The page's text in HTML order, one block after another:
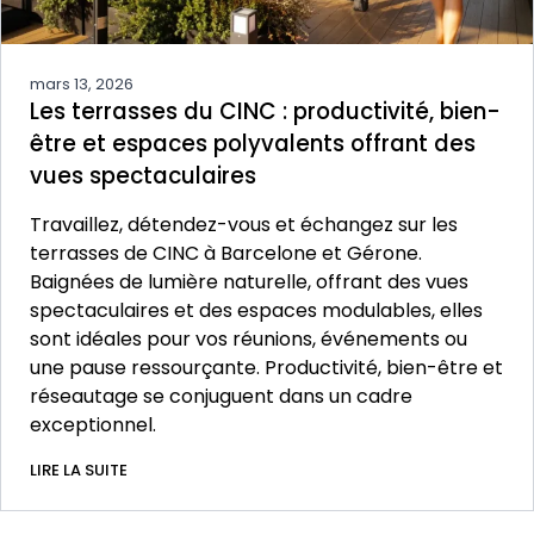
mars 13, 2026
Les terrasses du CINC : productivité, bien-
être et espaces polyvalents offrant des
vues spectaculaires
Travaillez, détendez-vous et échangez sur les
terrasses de CINC à Barcelone et Gérone.
Baignées de lumière naturelle, offrant des vues
spectaculaires et des espaces modulables, elles
sont idéales pour vos réunions, événements ou
une pause ressourçante. Productivité, bien-être et
réseautage se conjuguent dans un cadre
exceptionnel.
LIRE LA SUITE